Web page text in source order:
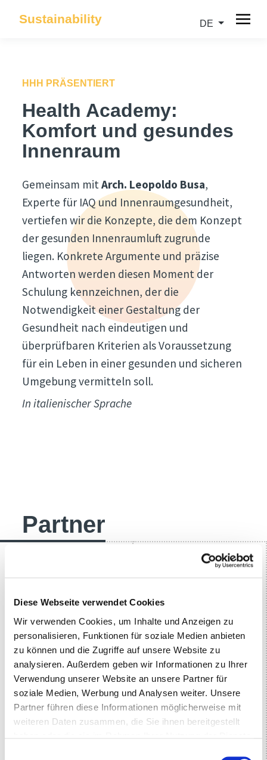
Diese Webseite verwendet Cookies
Wir verwenden Cookies, um Inhalte und Anzeigen zu
personalisieren, Funktionen für soziale Medien anbieten
zu können und die Zugriffe auf unsere Website zu
analysieren. Außerdem geben wir Informationen zu Ihrer
Verwendung unserer Website an unsere Partner für
soziale Medien, Werbung und Analysen weiter. Unsere
Partner führen diese Informationen möglicherweise mit
weiteren Daten zusammen, die Sie ihnen bereitgestellt
Sustainability DE
HHH PRÄSENTIERT
Health Academy:
Komfort und gesundes
Innenraum
Gemeinsam mitArch. Leopoldo Busa,
Experte für IAQ und Innenraumgesundheit,
vertiefen wir die Konzepte, die dem Konzept
der gesunden Innenraumluft zugrunde
liegen. Konkrete Argumente und präzise
Antworten werden diesen Moment der
Schulung kennzeichnen, der die
Notwendigkeit einer Gestaltung der
Gesundheit nach eindeutigen und
überprüfbaren Kriterien als Voraussetzung
für ein Leben in einer gesunden und sicheren
Umgebung vermitteln soll.
In italienischer Sprache
Partner